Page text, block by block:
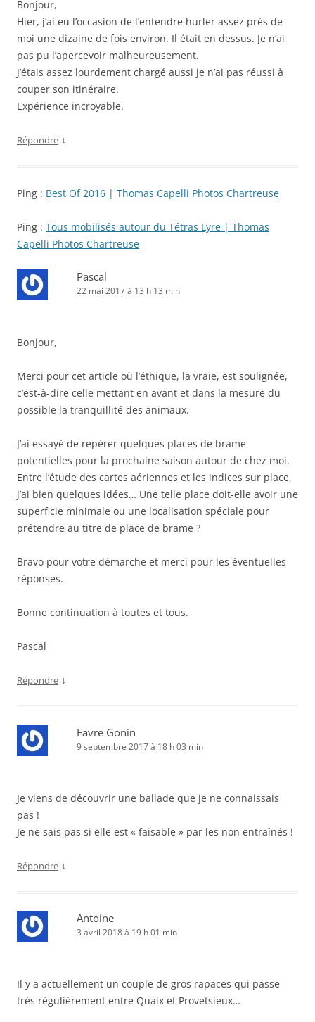
Bonjour,
Hier, j’ai eu l’occasion de l’entendre hurler assez près de
moi une dizaine de fois environ. Il était en dessus. Je n’ai
pas pu l’apercevoir malheureusement.
J’étais assez lourdement chargé aussi je n’ai pas réussi à
couper son itinéraire.
Expérience incroyable.
Répondre ↓
Ping : Best Of 2016 | Thomas Capelli Photos Chartreuse
Ping : Tous mobilisés autour du Tétras Lyre | Thomas
Capelli Photos Chartreuse
Pascal
22 mai 2017 à 13 h 13 min
Bonjour,
Merci pour cet article où l’éthique, la vraie, est soulignée,
c’est-à-dire celle mettant en avant et dans la mesure du
possible la tranquillité des animaux.
J’ai essayé de repérer quelques places de brame
potentielles pour la prochaine saison autour de chez moi.
Entre l’étude des cartes aériennes et les indices sur place,
j’ai bien quelques idées… Une telle place doit-elle avoir une
superficie minimale ou une localisation spéciale pour
prétendre au titre de place de brame ?
Bravo pour votre démarche et merci pour les éventuelles
réponses.
Bonne continuation à toutes et tous.
Pascal
Répondre ↓
Favre Gonin
9 septembre 2017 à 18 h 03 min
Je viens de découvrir une ballade que je ne connaissais
pas !
Je ne sais pas si elle est « faisable » par les non entraînés !
Répondre ↓
Antoine
3 avril 2018 à 19 h 01 min
Il y a actuellement un couple de gros rapaces qui passe
très régulièrement entre Quaix et Provetsieux…